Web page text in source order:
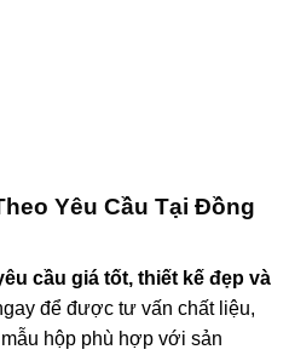
Yêu Cầu Tại Đồng
cầu giá tốt, thiết kế đẹp và
để được tư vấn chất liệu,
hộp phù hợp với sản